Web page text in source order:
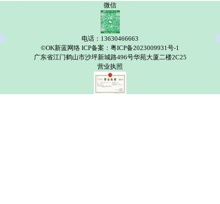
微信
电话：13630466663
©OK新蓝网络 ICP备案：粤ICP备2023009931号-1
广东省江门鹤山市沙坪新城路496号华苑大厦二楼2C25
营业执照